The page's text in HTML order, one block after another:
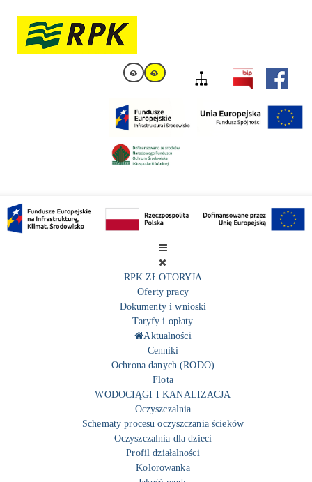
RPK ZŁOTORYJA
Oferty pracy
Dokumenty i wnioski
Taryfy i opłaty
Aktualności
Cenniki
Ochrona danych (RODO)
Flota
WODOCIĄGI I KANALIZACJA
Oczyszczalnia
Schematy procesu oczyszczania ścieków
Oczyszczalnia dla dzieci
Profil działalności
Kolorowanka